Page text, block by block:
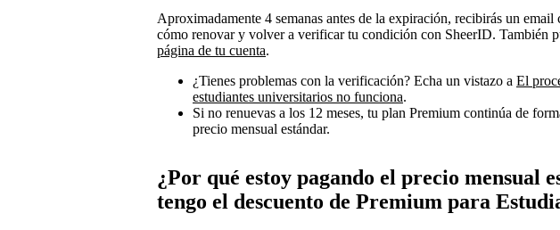
Aproximadamente 4 semanas antes de la expiración, recibirás un email
cómo renovar y volver a verificar tu condición con SheerID. También
página de tu cuenta.
¿Tienes problemas con la verificación? Echa un vistazo a El
estudiantes universitarios no funciona.
Si no renuevas a los 12 meses, tu plan Premium continúa de
precio mensual estándar.
¿Por qué estoy pagando el precio mensual
tengo el descuento de Premium para